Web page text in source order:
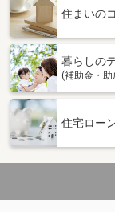
住まいの
暮らしの
(補助金・助
住宅ロー